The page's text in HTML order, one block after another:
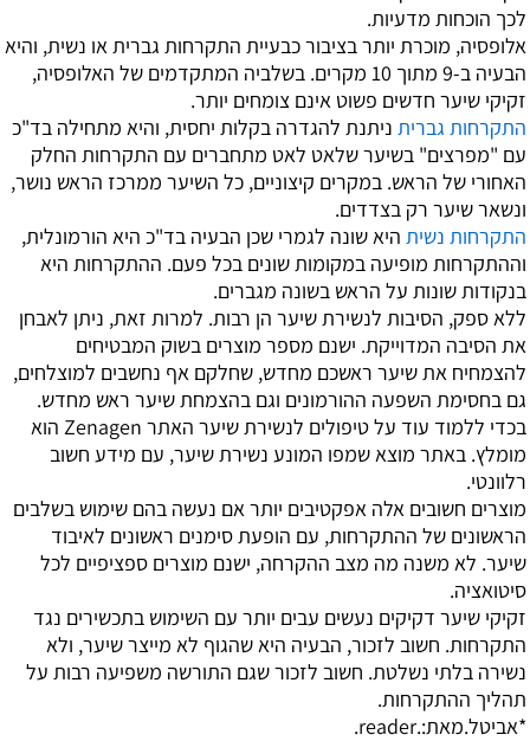
לכך הוכחות מדעיות.
אלופסיה, מוכרת יותר בציבור כבעיית התקרחות גברית או נשית, והיא
הבעיה ב-9 מתוך 10 מקרים. בשלביה המתקדמים של האלופסיה,
זקיקי שיער חדשים פשוט אינם צומחים יותר.
התקרחות גברית ניתנת להגדרה בקלות יחסית, והיא מתחילה בד"כ
עם "מפרצים" בשיער שלאט לאט מתחברים עם התקרחות החלק
האחורי של הראש. במקרים קיצוניים, כל השיער ממרכז הראש נושר,
ונשאר שיער רק בצדדים.
התקרחות נשית היא שונה לגמרי שכן הבעיה בד"כ היא הורמונלית,
וההתקרחות מופיעה במקומות שונים בכל פעם. ההתקרחות היא
בנקודות שונות על הראש בשונה מגברים.
ללא ספק, הסיבות לנשירת שיער הן רבות. למרות זאת, ניתן לאבחן
את הסיבה המדוייקת. ישנם מספר מוצרים בשוק המבטיחים
להצמחיח את שיער ראשכם מחדש, שחלקם אף נחשבים למוצלחים,
גם בחסימת השפעה ההורמונים וגם בהצמחת שיער ראש מחדש.
בכדי ללמוד עוד על טיפולים לנשירת שיער האתר Zenagen הוא
מומלץ. באתר מוצא שמפו המונע נשירת שיער, עם מידע חשוב
רלוונטי.
מוצרים חשובים אלה אפקטיבים יותר אם נעשה בהם שימוש בשלבים
הראשונים של ההתקרחות, עם הופעת סימנים ראשונים לאיבוד
שיער. לא משנה מה מצב ההקרחה, ישנם מוצרים ספציפיים לכל
סיטואציה.
זקיקי שיער דקיקים נעשים עבים יותר עם השימוש בתכשירים נגד
התקרחות. חשוב לזכור, הבעיה היא שהגוף לא מייצר שיער, ולא
נשירה בלתי נשלטת. חשוב לזכור שגם התורשה משפיעה רבות על
תהליך ההתקרחות.
*אביטל.מאת:.reader.